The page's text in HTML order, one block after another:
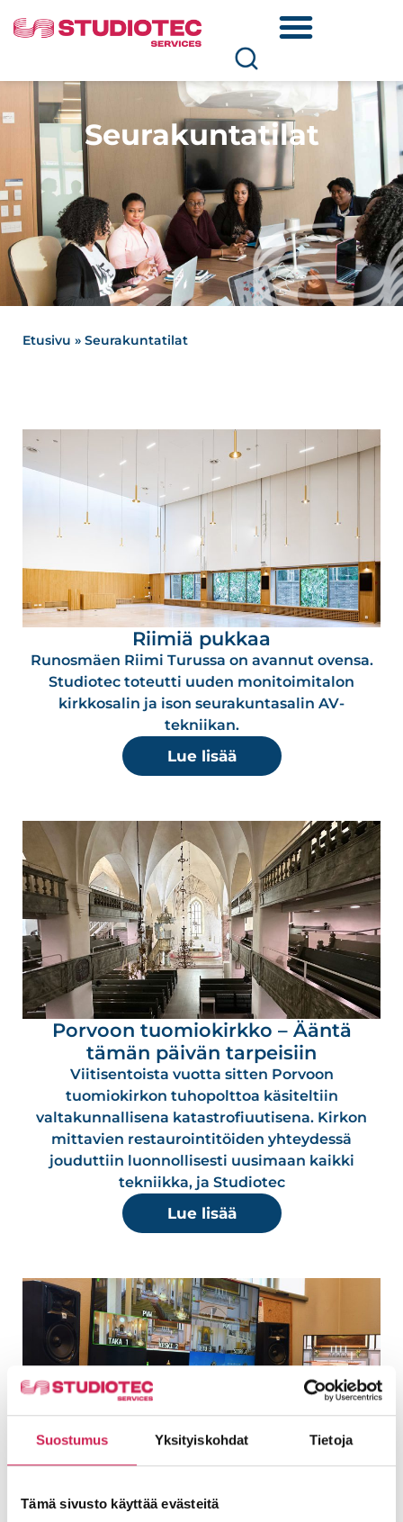
Suostumus Yksityiskohdat Tietoja
Tämä sivusto käyttää evästeitä
Seurakuntatilat
Etusivu » Seurakuntatilat
Riimiä pukkaa
Runosmäen Riimi Turussa on avannut ovensa.
Studiotec toteutti uuden monitoimitalon
kirkkosalin ja ison seurakuntasalin AV-
tekniikan.
Lue lisää
Porvoon tuomiokirkko – Ääntä
tämän päivän tarpeisiin
Viitisentoista vuotta sitten Porvoon
tuomiokirkon tuhopolttoa käsiteltiin
valtakunnallisena katastrofiuutisena. Kirkon
mittavien restaurointitöiden yhteydessä
jouduttiin luonnollisesti uusimaan kaikki
tekniikka, ja Studiotec
Lue lisää
uranuurtaja